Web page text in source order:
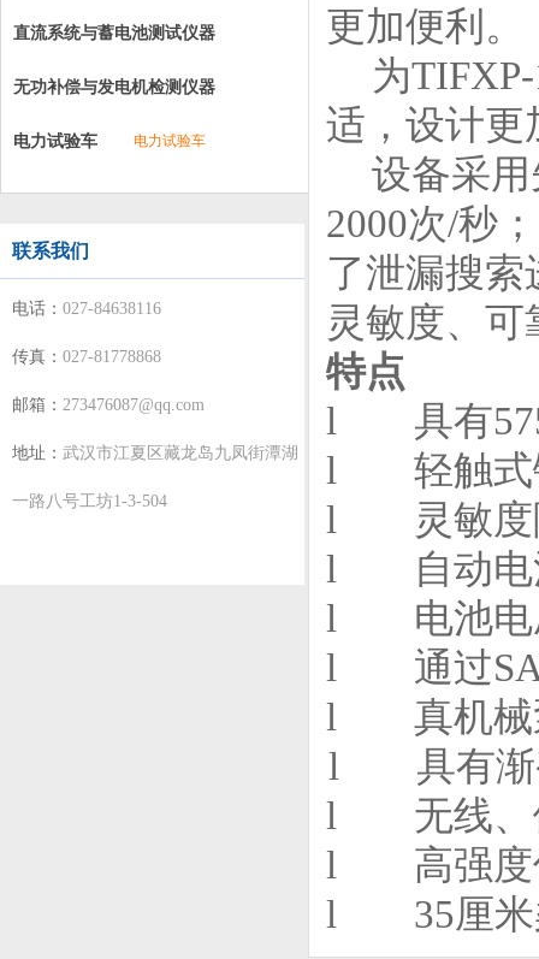
直流系统与蓄电池测试仪器
无功补偿与发电机检测仪器
电力试验车 电力试验车
联系我们
电话： 027-84638116
传真： 027-81778868
邮箱： 273476087@qq.com
地址： 武汉市江夏区藏龙岛九凤街潭湖
一路八号工坊1-3-504
更加便利。
为
适，设计更
设备采
2000次/秒
了泄漏搜
灵敏度、
特点
l 具有
l 轻触式
l 灵敏度
l 自动电
l 电池电
l 通过
l 真机械
l 具有渐
l 无线、
l 高强度
l 35厘米